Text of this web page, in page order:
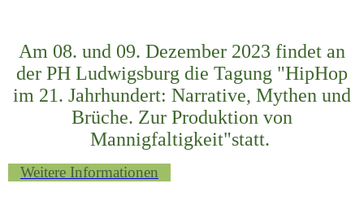
Am 08. und 09. Dezember 2023 findet an
der PH Ludwigsburg die Tagung "HipHop
im 21. Jahrhundert: Narrative, Mythen und
Brüche. Zur Produktion von
Mannigfaltigkeit"statt.
Weitere Informationen